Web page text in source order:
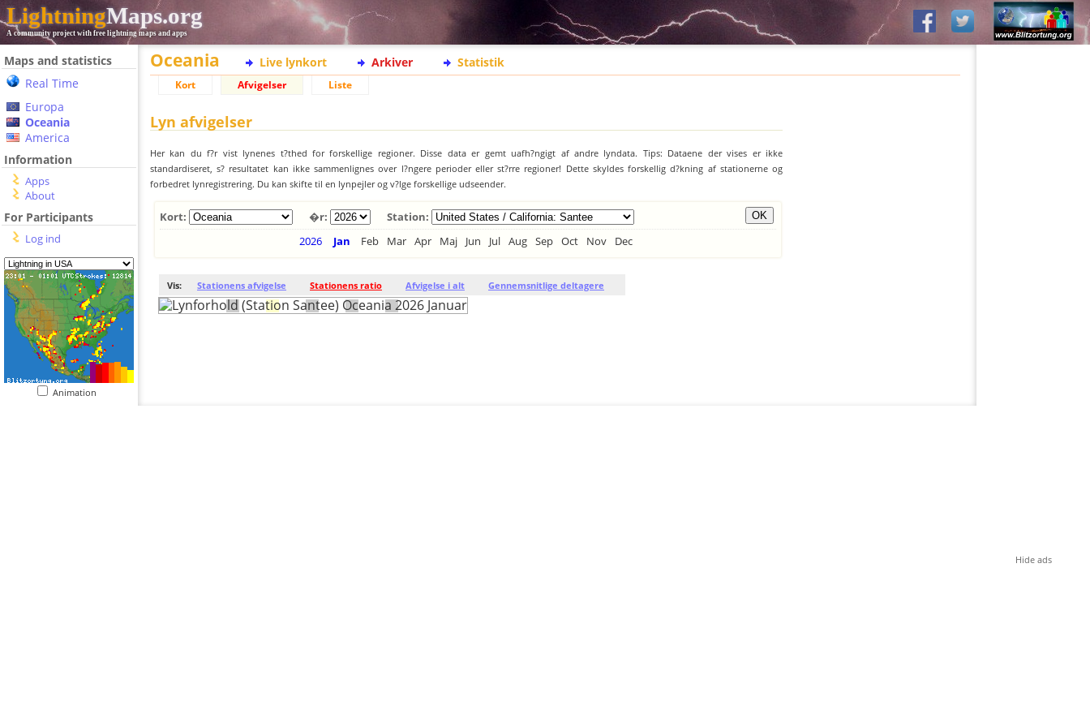
LightningMaps.org
A community project with free lightning maps and apps
Maps and statistics
Real Time
Europa
Oceania
America
Information
Apps
About
For Participants
Log ind
Animation
Oceania Live lynkort Arkiver Statistik
Kort Afvigelser Liste
Lyn afvigelser
Her kan du f?r vist lynenes t?thed for forskellige regioner. Disse data er gemt uafh?ngigt af andre lyndata. Tips: Dataene der vises er ikke
standardiseret, s? resultatet kan ikke sammenlignes over l?ngere perioder eller st?rre regioner! Dette skyldes forskellig d?kning af stationerne og
forbedret lynregistrering. Du kan skifte til en lynpejler og v?lge forskellige udseender.
Kort: �r:
Station:
2026
Jan Feb Mar Apr Maj Jun Jul Aug Sep Oct Nov Dec
Vis: Stationens afvigelse Stationens ratio Afvigelse i alt Gennemsnitlige deltagere
Hide ads